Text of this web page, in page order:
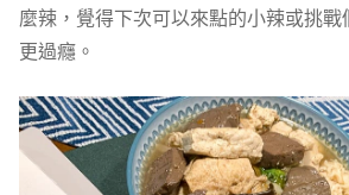
麼辣，覺得下次可以來點的小辣或挑
更過癮。